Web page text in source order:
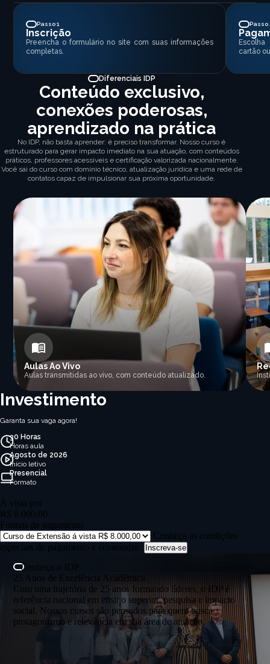
Passo 1
Inscrição
Preencha o formulário no site com suas informações
completas.
Passo
cartão
Diferenciais IDP
Conteúdo exclusivo,
conexões poderosas,
aprendizado na prática
No IDP, não basta aprender: é preciso transformar. Nosso curso é
estruturado para gerar impacto imediato na sua atuação, com conteúdos
práticos, professores acessíveis e certificação valorizada nacionalmente.
Você sai do curso com domínio técnico, atualização jurídica e uma rede de
contatos capaz de impulsionar sua próxima oportunidade.
Aulas Ao Vivo
Aulas transmitidas ao vivo, com conteúdo atualizado.
Investimento
Garanta sua vaga agora!
30 Horas
Horas aula
Agosto de 2026
Início letivo
Presencial
Formato
À vista por
R$ 8.000,00
Formas de pagamento
Conheça as condições
especiais de pagamento e economize.
Inscreva-se
Conheça o IDP
25 Anos de Excelência Acadêmica
Com uma trajetória de 25 anos formando líderes, o IDP é
referência nacional em ensino superior, pesquisa e impacto
social. Nossos cursos são pensados para quem busca
protagonismo e relevância em sua área de atuação.